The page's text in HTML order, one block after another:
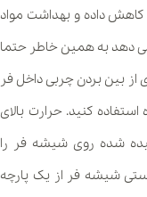
کاهش داده و بهداشت مواد
می دهد به همین خاطر حتما
از بین بردن چربی داخل فر
کنید. حرارت بالای
شده روی شیشه فر را
شیشه فر از یک پارچه